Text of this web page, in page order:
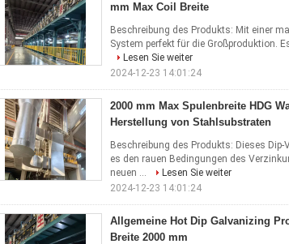
mm Max Coil Breite
Beschreibung des Produkts: Mit einer
System perfekt für die Großproduktion.
Lesen Sie weiter
2024-12-23 14:01:24
2000 mm Max Spulenbreite HDG
Herstellung von Stahlsubstraten
Beschreibung des Produkts: Dieses
es den rauen Bedingungen des
neuen ...
Lesen Sie weiter
2024-12-23 14:01:24
Allgemeine Hot Dip Galvanizing
Breite 2000 mm